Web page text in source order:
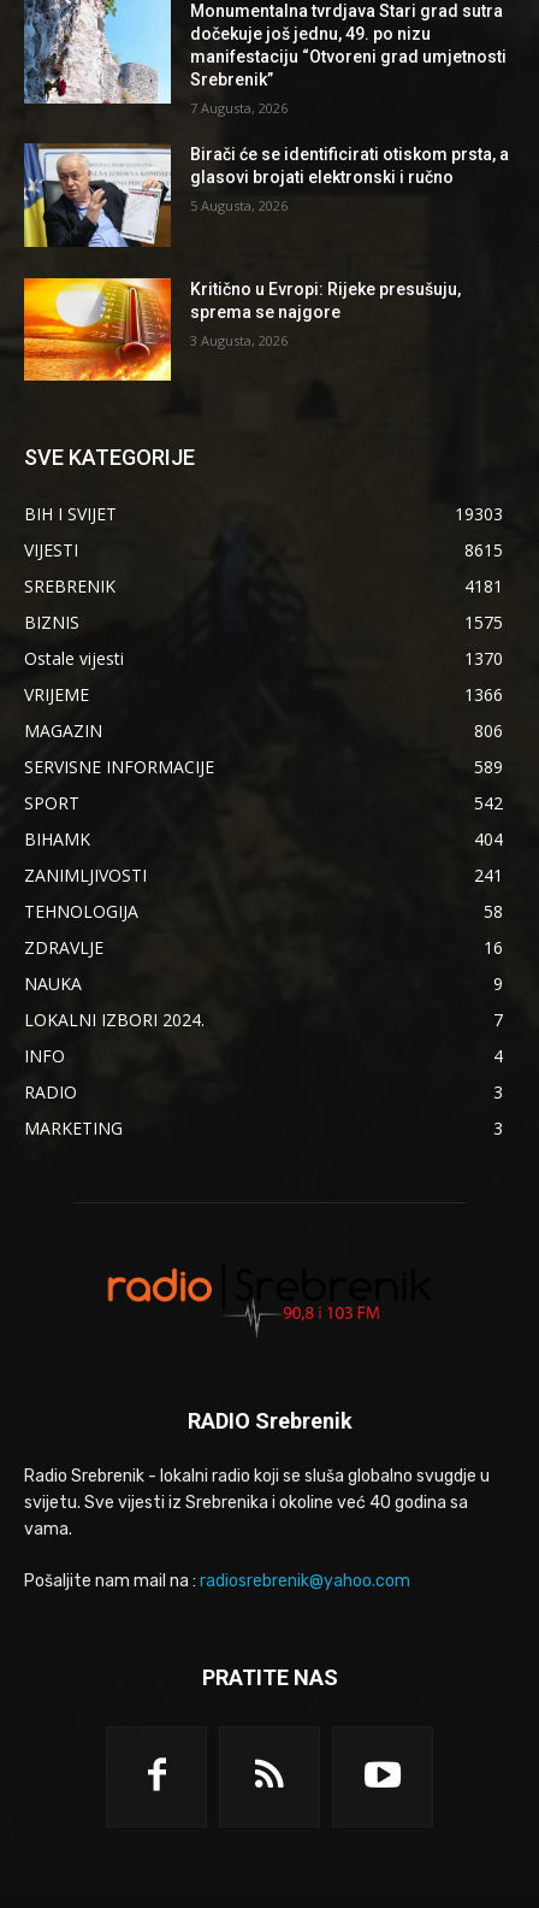
Monumentalna tvrdjava Stari grad sutra
dočekuje još jednu, 49. po nizu
manifestaciju “Otvoreni grad umjetnosti
Srebrenik”
7 Augusta, 2026
Birači će se identificirati otiskom prsta, a
glasovi brojati elektronski i ručno
5 Augusta, 2026
Kritično u Evropi: Rijeke presušuju,
sprema se najgore
3 Augusta, 2026
SVE KATEGORIJE
BIH I SVIJET
19303
VIJESTI
8615
SREBRENIK
4181
BIZNIS
1575
Ostale vijesti
1370
VRIJEME
1366
MAGAZIN
806
SERVISNE INFORMACIJE
589
SPORT
542
BIHAMK
404
ZANIMLJIVOSTI
241
TEHNOLOGIJA
58
ZDRAVLJE
16
NAUKA
9
LOKALNI IZBORI 2024.
7
INFO
4
RADIO
3
MARKETING
3
RADIO Srebrenik
Radio Srebrenik - lokalni radio koji se sluša globalno svugdje u
svijetu. Sve vijesti iz Srebrenika i okoline već 40 godina sa
vama.
Pošaljite nam mail na : radiosrebrenik@yahoo.com
PRATITE NAS